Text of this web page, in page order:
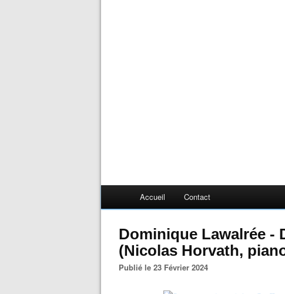
Accueil Contact
Dominique Lawalrée -
(Nicolas Horvath,
Publié le 23 Février 2024